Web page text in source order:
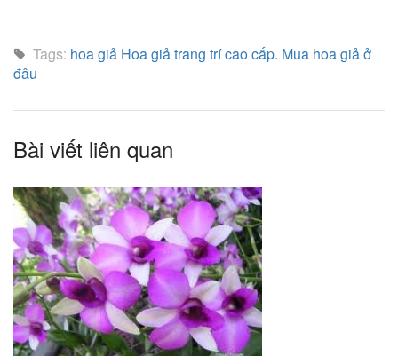
Tags: hoa giả Hoa giả trang trí cao cấp. Mua hoa giả ở
đâu
Bài viết liên quan